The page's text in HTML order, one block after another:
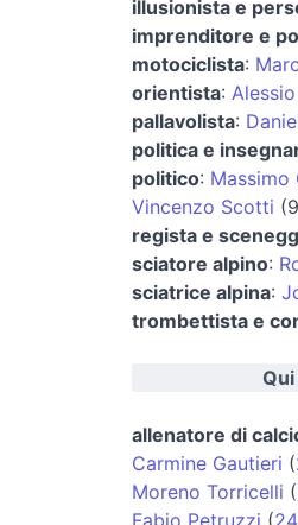
illusionista e
imprenditore e
motociclista:
orientista:
pallavolista:
politica e
politico: Massimo
Vincenzo Scotti
regista e
sciatore alpino:
sciatrice alpina:
trombettista e
allenatore di
Carmine Gautieri (
Moreno Torricelli (
Fabio Petruzzi (